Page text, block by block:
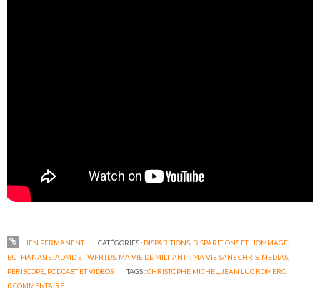
LIEN PERMANENT CATÉGORIES : DISPARITIONS, DISPARITIONS ET HOMMAGE,
EUTHANASIE, ADMD ET WFRTDS MA VIE DE MILITANT ! MA VIE SANS CHRIS MEDIAS
PÉRISCOPE PODCAST ET VIDEOS TAGS :CHRISTOPHE MICHEL
JEAN LUC ROMERO
0COMMENTAIRE